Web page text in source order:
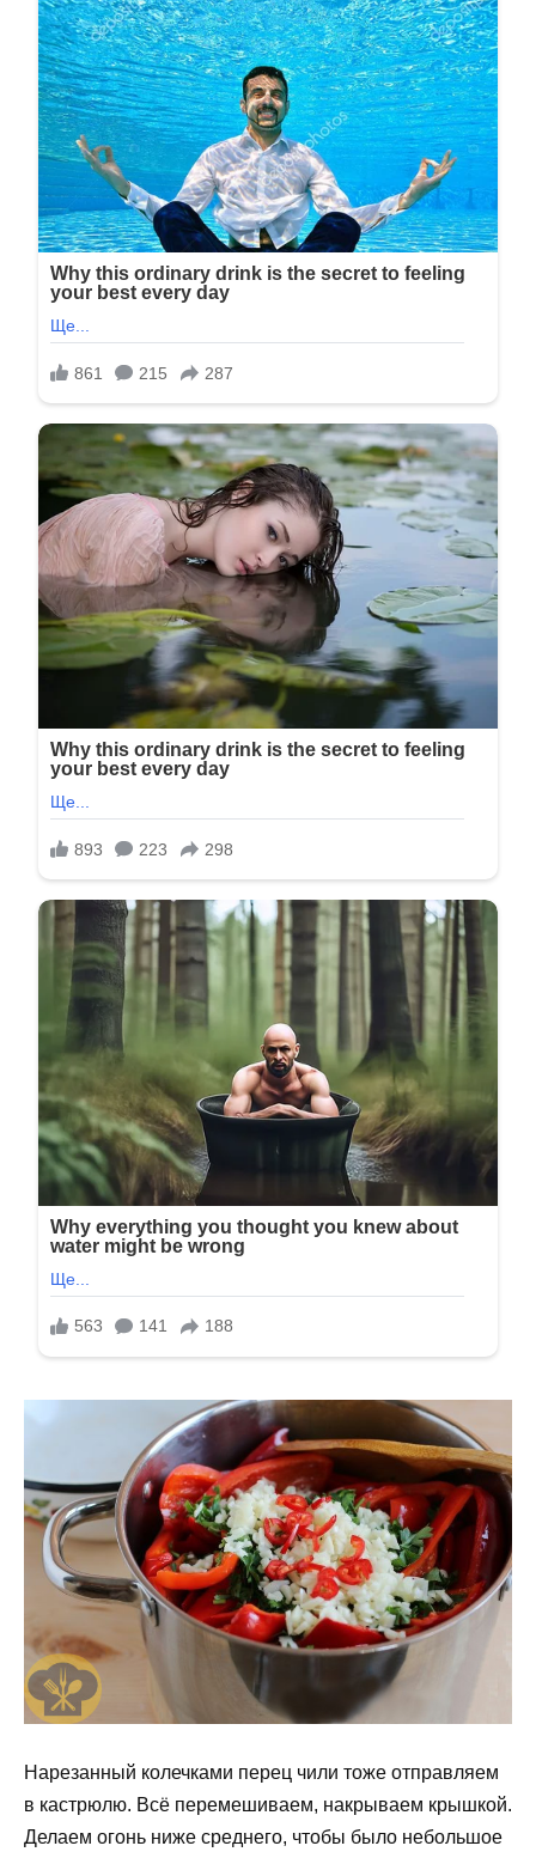
Нарезанный колечками перец чили тоже отправляем
в кастрюлю. Всё перемешиваем, накрываем крышкой.
Делаем огонь ниже среднего, чтобы было небольшое